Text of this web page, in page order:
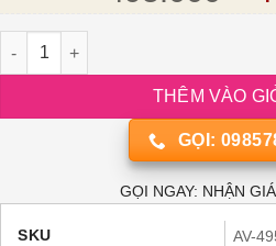
Vang Chile Đỏ Canto Andino Gran
THÊM VÀO
GỌI:
GỌI NGAY: NHẬN
SKU
AV-